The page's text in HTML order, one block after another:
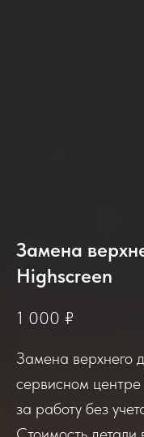
Замена
Highscreen
1 000 ₽
Замена верхнего
сервисном
за работу без
Если вы обращались в
просим вас поделиться
Отзывы о
2025-2026